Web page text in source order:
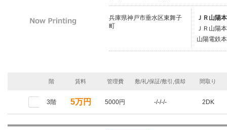
兵庫県神戸市垂水区東舞子
町
ＪＲ山陽
ＪＲ山陽
山陽電鉄
階 賃料 管理費 敷/礼/保証/敷引,償却 間取り
3階 5万円 5000円 -/-/-/- 2DK